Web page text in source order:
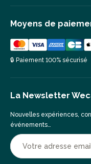
Moyens de
🔒 Paiement 100% sécurisé
La Newsletter
Nouvelles expériences,
événements…